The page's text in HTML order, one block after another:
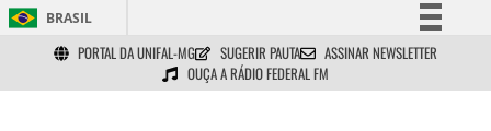
BRASIL
Simplifique!
Comunica BR
PORTAL DA UNIFAL-MG SUGERIR PAUTA
ASSINAR NEWSLETTER
OUÇA A RÁDIO FEDERAL FM